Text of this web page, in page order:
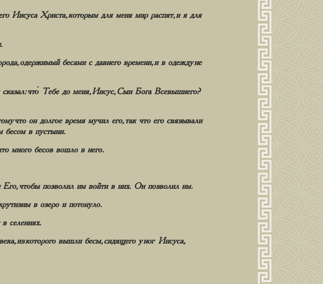
Иисуса Христа, которым для меня мир распят, и я для
одержимый бесами с давнего времени, и в одежду не
что́ Тебе до меня, Иисус, Сын Бога Всевышнего?
что он долгое время мучил его, так что его связывали
бесом в пустыни.
много бесов вошло в него.
Его, чтобы позволил им войти в них. Он позволил им.
в озеро и потонуло.
селениях.
из которого вышли бесы, сидящего у ног Иисуса,